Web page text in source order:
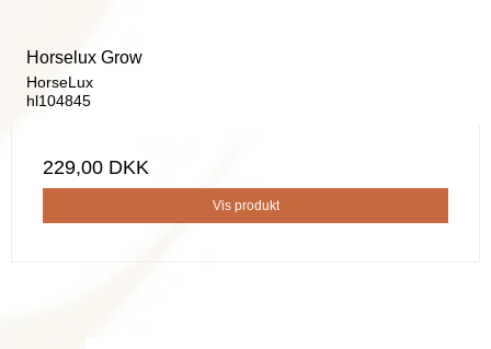
Horselux Grow
HorseLux
hl104845
229,00 DKK
Vis produkt